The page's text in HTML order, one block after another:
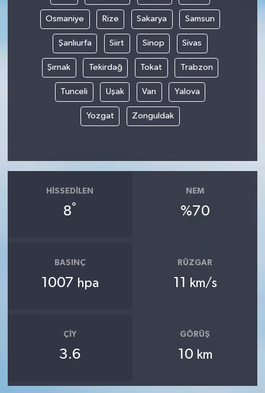
Osmaniye Rize Sakarya Samsun
Şanlıurfa Siirt Sinop Sivas
Şırnak Tekirdağ Tokat Trabzon
Tunceli Uşak Van Yalova
Yozgat Zonguldak
HISSEDILEN
8°
NEM
%70
BASINÇ
1007 hpa
RÜZGAR
11 km/s
ÇIY
3.6
GÖRÜŞ
10 km